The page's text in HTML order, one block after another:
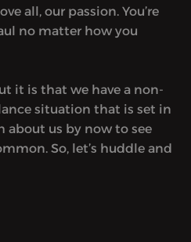
all, our passion. You’re
no matter how you
it is that we have a non-
situation that is set in
about us by now to see
So, let’s huddle and